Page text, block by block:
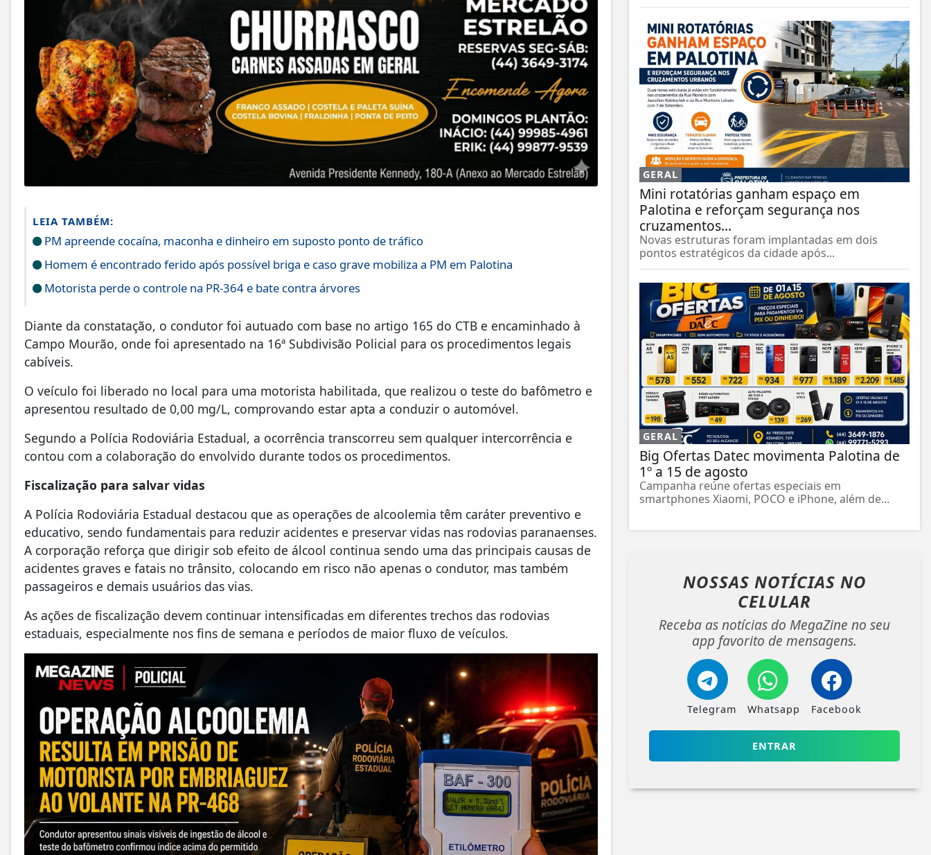
LEIA TAMBÉM:
PM apreende cocaína, maconha e dinheiro em suposto ponto de tráfico
Homem é encontrado ferido após possível briga e caso grave mobiliza a PM em Palotina
Motorista perde o controle na PR-364 e bate contra árvores
Diante da constatação, o condutor foi autuado com base no artigo 165 do CTB e encaminhado à
Campo Mourão, onde foi apresentado na 16ª Subdivisão Policial para os procedimentos legais
cabíveis.
O veículo foi liberado no local para uma motorista habilitada, que realizou o teste do bafômetro e
apresentou resultado de 0,00 mg/L, comprovando estar apta a conduzir o automóvel.
Segundo a Polícia Rodoviária Estadual, a ocorrência transcorreu sem qualquer intercorrência e
contou com a colaboração do envolvido durante todos os procedimentos.
Fiscalização para salvar vidas
A Polícia Rodoviária Estadual destacou que as operações de alcoolemia têm caráter preventivo e
educativo, sendo fundamentais para reduzir acidentes e preservar vidas nas rodovias paranaenses.
A corporação reforça que dirigir sob efeito de álcool continua sendo uma das principais causas de
acidentes graves e fatais no trânsito, colocando em risco não apenas o condutor, mas também
passageiros e demais usuários das vias.
As ações de fiscalização devem continuar intensificadas em diferentes trechos das rodovias
estaduais, especialmente nos fins de semana e períodos de maior fluxo de veículos.
GERAL
Mini rotatórias ganham espaço em
Palotina e reforçam segurança nos
cruzamentos...
Novas estruturas foram implantadas em dois
pontos estratégicos da cidade após...
GERAL
Big Ofertas Datec movimenta Palotina de
1º a 15 de agosto
Campanha reúne ofertas especiais em
smartphones Xiaomi, POCO e iPhone, além de...
NOSSAS NOTÍCIAS NO
CELULAR
Receba as notícias do MegaZine no seu
app favorito de mensagens.
Telegram Whatsapp Facebook
ENTRAR